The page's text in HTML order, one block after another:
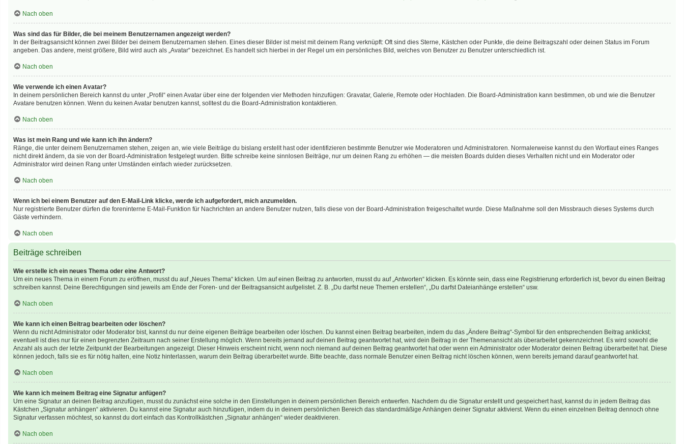
Nach oben
Was sind das für Bilder, die bei meinem Benutzernamen angezeigt werden?
In der Beitragsansicht können zwei Bilder bei deinem Benutzernamen stehen. Eines dieser Bilder ist meist mit deinem Rang verknüpft: Oft sind dies Sterne, Kästchen oder Punkte, die deine Beitragszahl oder deinen Status im Forum
angeben. Das andere, meist größere, Bild wird auch als „Avatar“ bezeichnet. Es handelt sich hierbei in der Regel um ein persönliches Bild, welches von Benutzer zu Benutzer unterschiedlich ist.
Nach oben
Wie verwende ich einen Avatar?
In deinem persönlichen Bereich kannst du unter „Profil“ einen Avatar über eine der folgenden vier Methoden hinzufügen: Gravatar, Galerie, Remote oder Hochladen. Die Board-Administration kann bestimmen, ob und wie die Benutzer
Avatare benutzen können. Wenn du keinen Avatar benutzen kannst, solltest du die Board-Administration kontaktieren.
Nach oben
Was ist mein Rang und wie kann ich ihn ändern?
Ränge, die unter deinem Benutzernamen stehen, zeigen an, wie viele Beiträge du bislang erstellt hast oder identifizieren bestimmte Benutzer wie Moderatoren und Administratoren. Normalerweise kannst du den Wortlaut eines Ranges
nicht direkt ändern, da sie von der Board-Administration festgelegt wurden. Bitte schreibe keine sinnlosen Beiträge, nur um deinen Rang zu erhöhen — die meisten Boards dulden dieses Verhalten nicht und ein Moderator oder
Administrator wird deinen Rang unter Umständen einfach wieder zurücksetzen.
Nach oben
Wenn ich bei einem Benutzer auf den E-Mail-Link klicke, werde ich aufgefordert, mich anzumelden.
Nur registrierte Benutzer dürfen die foreninterne E-Mail-Funktion für Nachrichten an andere Benutzer nutzen, falls diese von der Board-Administration freigeschaltet wurde. Diese Maßnahme soll den Missbrauch dieses Systems durch
Gäste verhindern.
Nach oben
Beiträge schreiben
Wie erstelle ich ein neues Thema oder eine Antwort?
Um ein neues Thema in einem Forum zu eröffnen, musst du auf „Neues Thema“ klicken. Um auf einen Beitrag zu antworten, musst du auf „Antworten“ klicken. Es könnte sein, dass eine Registrierung erforderlich ist, bevor du einen Beitrag
schreiben kannst. Deine Berechtigungen sind jeweils am Ende der Foren- und der Beitragsansicht aufgelistet. Z. B. „Du darfst neue Themen erstellen“, „Du darfst Dateianhänge erstellen“ usw.
Nach oben
Wie kann ich einen Beitrag bearbeiten oder löschen?
Wenn du nicht Administrator oder Moderator bist, kannst du nur deine eigenen Beiträge bearbeiten oder löschen. Du kannst einen Beitrag bearbeiten, indem du das „Ändere Beitrag“-Symbol für den entsprechenden Beitrag anklickst;
eventuell ist dies nur für einen begrenzten Zeitraum nach seiner Erstellung möglich. Wenn bereits jemand auf deinen Beitrag geantwortet hat, wird dein Beitrag in der Themenansicht als überarbeitet gekennzeichnet. Es wird sowohl die
Anzahl als auch der letzte Zeitpunkt der Bearbeitungen angezeigt. Dieser Hinweis erscheint nicht, wenn noch niemand auf deinen Beitrag geantwortet hat oder wenn ein Administrator oder Moderator deinen Beitrag überarbeitet hat. Diese
können jedoch, falls sie es für nötig halten, eine Notiz hinterlassen, warum dein Beitrag überarbeitet wurde. Bitte beachte, dass normale Benutzer einen Beitrag nicht löschen können, wenn bereits jemand darauf geantwortet hat.
Nach oben
Wie kann ich meinem Beitrag eine Signatur anfügen?
Um eine Signatur an deinen Beitrag anzufügen, musst du zunächst eine solche in den Einstellungen in deinem persönlichen Bereich entwerfen. Nachdem du die Signatur erstellt und gespeichert hast, kannst du in jedem Beitrag das
Kästchen „Signatur anhängen“ aktivieren. Du kannst eine Signatur auch hinzufügen, indem du in deinem persönlichen Bereich das standardmäßige Anhängen deiner Signatur aktivierst. Wenn du einen einzelnen Beitrag dennoch ohne
Signatur verfassen möchtest, so kannst du dort einfach das Kontrollkästchen „Signatur anhängen“ wieder deaktivieren.
Nach oben